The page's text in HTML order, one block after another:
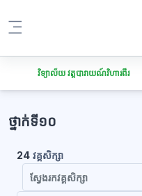
ប្លុក
ថ្នាក់ទី១០
វិទ្យាល័យ វត្តបារាយណ៍វិហារពីរ
24 វគ្គសិក្សា